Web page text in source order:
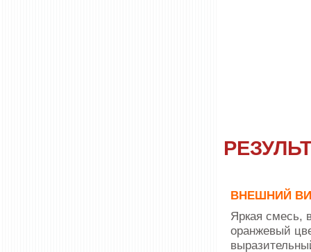
ВНЕШНИЙ
Яркая смесь,
оранжевый